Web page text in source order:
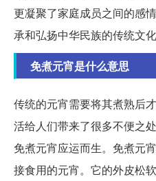
更凝聚了家庭成员之间的感
承和弘扬中华民族的传统文
免煮元宵是什么意思
传统的元宵需要将其煮熟后
活给人们带来了很多不便之
免煮元宵应运而生。免煮元
接食用的元宵。它的外皮松